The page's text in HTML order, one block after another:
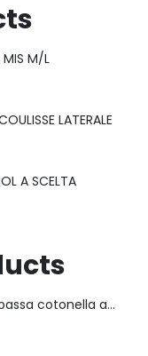
MIS M/L
LATERALE
A SCELTA
Slip tripack donna vita bassa cotonella art 3165 in cotone elasticizzato